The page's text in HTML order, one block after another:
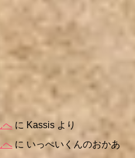
へ に Kassis より
へ に いっぺいくんのおかあ